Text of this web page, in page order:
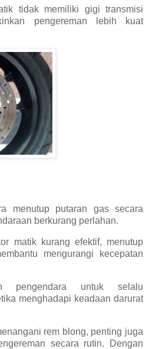
tidak memiliki gigi transmisi
pengereman lebih kuat
menutup putaran gas secara
berkurang perlahan.
matik kurang efektif, menutup
mengurangi kecepatan
pengendara untuk selalu
menghadapi keadaan darurat
rem blong, penting juga
secara rutin. Dengan